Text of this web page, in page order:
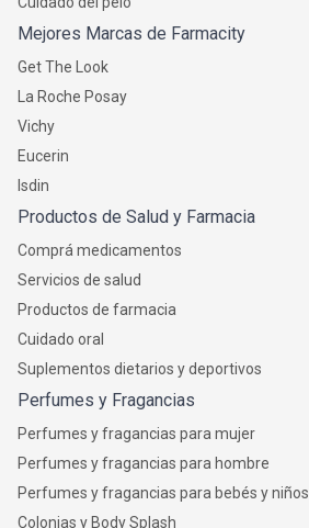
Mejores Marcas de Farmacity
Get The Look
La Roche Posay
Vichy
Eucerin
Isdin
Productos de Salud y Farmacia
Comprá medicamentos
Servicios de salud
Productos de farmacia
Cuidado oral
Suplementos dietarios y deportivos
Perfumes y Fragancias
Perfumes y fragancias para mujer
Perfumes y fragancias para hombre
Perfumes y fragancias para bebés y niños
Colonias y Body Splash